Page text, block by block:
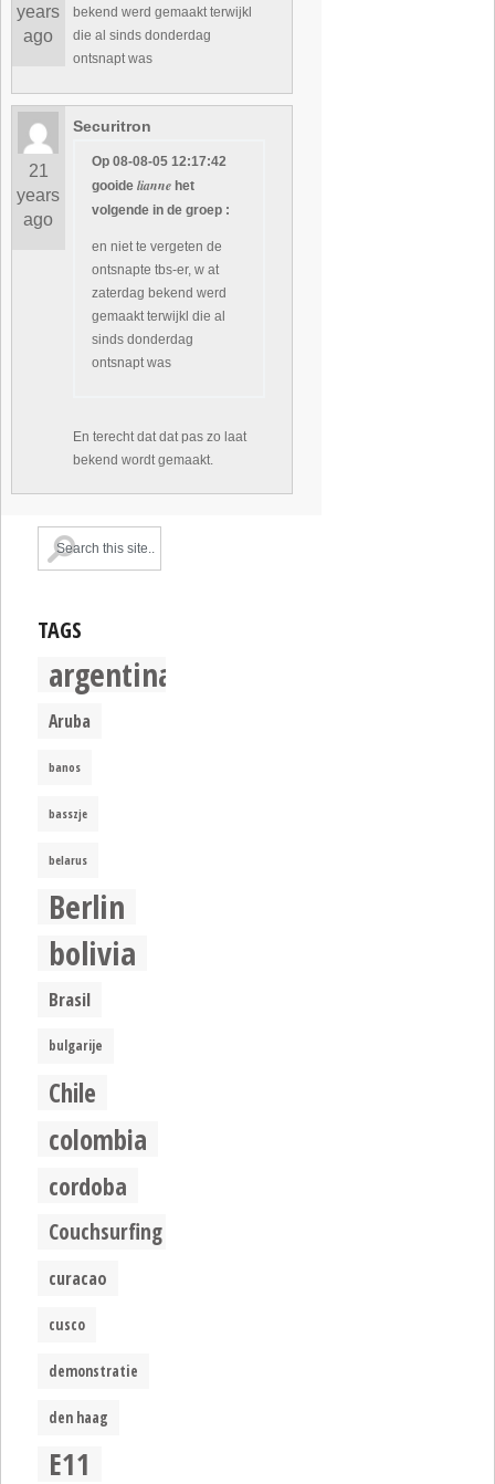
years
ago
bekend werd gemaakt terwijkl
die al sinds donderdag
ontsnapt was
21
years
ago
Securitron
Op 08-08-05 12:17:42
gooidelianne het
volgende in de groep :
en niet te vergeten de
ontsnapte tbs-er, w at
zaterdag bekend werd
gemaakt terwijkl die al
sinds donderdag
ontsnapt was
En terecht dat dat pas zo laat
bekend wordt gemaakt.
TAGS
argentina
Aruba
banos
basszje
belarus
Berlin
bolivia
Brasil
bulgarije
Chile
colombia
cordoba
Couchsurfing
curacao
cusco
demonstratie
den haag
E11